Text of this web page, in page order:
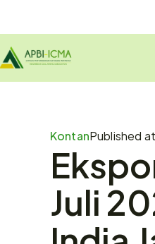
KontanPublished at
Juli